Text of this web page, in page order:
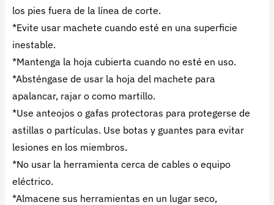
los pies fuera de la línea de corte.
*Evite usar machete cuando esté en una superficie
inestable.
*Mantenga la hoja cubierta cuando no esté en uso.
*Absténgase de usar la hoja del machete para
apalancar, rajar o como martillo.
*Use anteojos o gafas protectoras para protegerse de
astillas o partículas. Use botas y guantes para evitar
lesiones en los miembros.
*No usar la herramienta cerca de cables o equipo
eléctrico.
*Almacene sus herramientas en un lugar seco,